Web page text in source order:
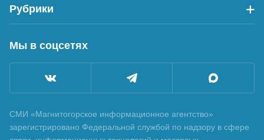
Рубрики
Мы в соцсетях
СМИ «Магнитогорское информационное агентство»
зарегистрировано Федеральной службой по надзору в сфере